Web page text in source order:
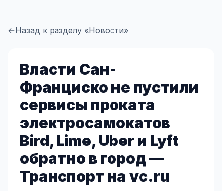
←Назад к разделу «Новости»
Власти Сан-
Франциско не пустили
сервисы проката
электросамокатов
Bird, Lime, Uber и Lyft
обратно в город —
Транспорт на vc.ru